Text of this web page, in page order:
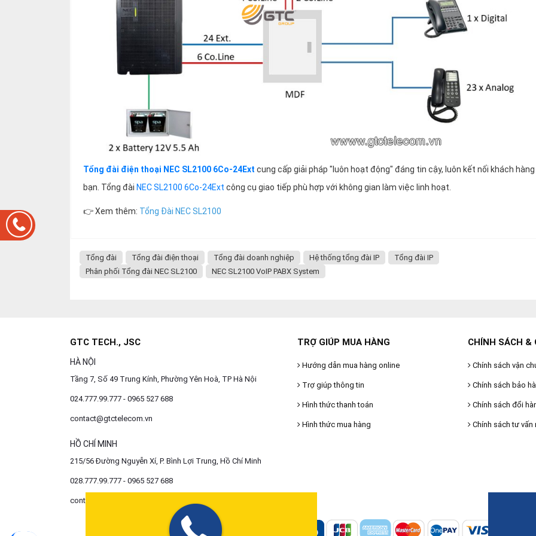
Tổng đài điện thoại NEC SL2100 6Co-24Ext cung cấp giải pháp "luôn hoạt động" đáng tin cậy, luôn kết nối khách
bạn. Tổng đài NEC SL2100 6Co-24Ext công cụ giao tiếp phù hợp với không gian làm việc linh hoạt.
👉 Xem thêm: Tổng Đài NEC SL2100
Tổng đài Tổng đài điện thoại Tổng đài doanh nghiệp Hệ thống tổng đài IP
Tổng đài IP
Phân phối Tổng đài NEC SL2100
NEC SL2100 VoIP PABX System
GTC TECH., JSC
HÀ NỘI
Tầng 7, Số 49 Trung Kính, Phường Yên Hoà, TP Hà Nội
024.777.99.777 - 0965 527 688
contact@gtctelecom.vn
HỒ CHÍ MINH
215/56 Đường Nguyễn Xí, P. Bình Lợi Trung, Hồ Chí Minh
028.777.99.777 - 0965 527 688
contact@gtctelecom.vn
TRỢ GIÚP MUA HÀNG
Hướng dẫn mua hàng online
Trợ giúp thông tin
Hình thức thanh toán
Hình thức mua hàng
CHÍNH SÁCH &
Chính sách vận
Chính sách bảo
Chính sách đổi
Chính sách tư vấn